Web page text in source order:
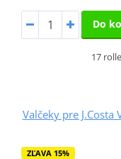
Do
17
Valčeky pre J.Costa
ZĽAVA 15%